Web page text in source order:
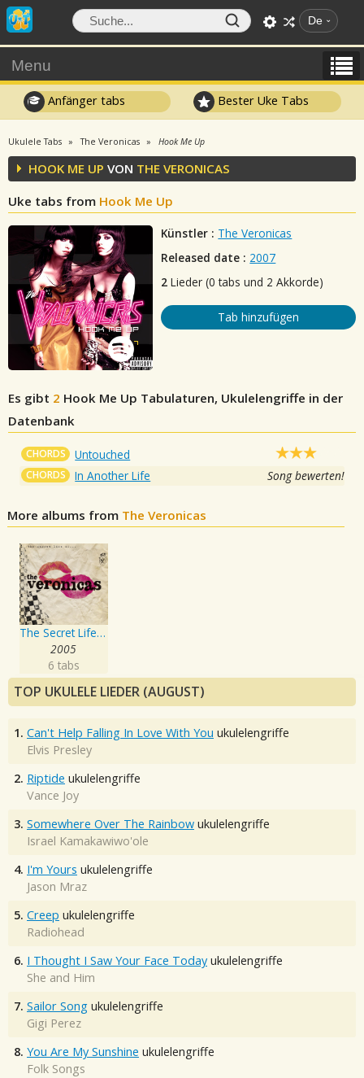
De
Menu
Anfänger tabs Bester Uke Tabs
Ukulele Tabs The Veronicas Hook Me Up
HOOK ME UP VON THE VERONICAS
Uke tabs from Hook Me Up
Künstler : The Veronicas
Released date : 2007
2 Lieder (0 tabs und 2 Akkorde)
Tab hinzufügen
Es gibt 2 Hook Me Up Tabulaturen, Ukulelengriffe in der
Datenbank
CHORDS Untouched
CHORDS In Another Life Song bewerten!
More albums from The Veronicas
The Secret Life Of...
2005
6 tabs
TOP UKULELE LIEDER (AUGUST)
1. Can't Help Falling In Love With You ukulelengriffe
Elvis Presley
2. Riptide ukulelengriffe
Vance Joy
3. Somewhere Over The Rainbow ukulelengriffe
Israel Kamakawiwo'ole
4. I'm Yours ukulelengriffe
Jason Mraz
5. Creep ukulelengriffe
Radiohead
6. I Thought I Saw Your Face Today ukulelengriffe
She and Him
7. Sailor Song ukulelengriffe
Gigi Perez
8. You Are My Sunshine ukulelengriffe
Folk Songs